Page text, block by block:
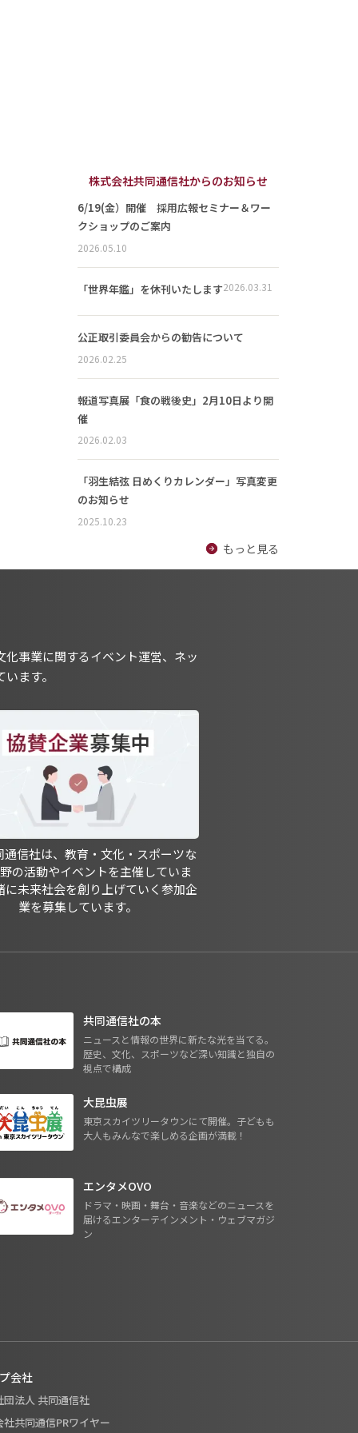
株式会社共同通信社からのお知らせ
6/19(金）開催 採用広報セミナー＆ワー
クショップのご案内
2026.05.10
「世界年鑑」を休刊いたします2026.03.31
公正取引委員会からの勧告について
2026.02.25
報道写真展「食の戦後史」2月10日より開
催
2026.02.03
「羽生結弦 日めくりカレンダー」写真変更
のお知らせ
2025.10.23
もっと見る
事業に関するイベント運営、ネッ
ます。
通信社は、教育・文化・スポーツな
の活動やイベントを主催していま
に未来社会を創り上げていく参加企
業を募集しています。
共同通信社の本
ニュースと情報の世界に新たな光を当てる。
歴史、文化、スポーツなど深い知識と独自の
視点で構成
大昆虫展
東京スカイツリータウンにて開催。子どもも
大人もみんなで楽しめる企画が満載！
エンタメOVO
ドラマ・映画・舞台・音楽などのニュースを
届けるエンターテインメント・ウェブマガジ
ン
会社
団法人 共同通信社
社共同通信PRワイヤー